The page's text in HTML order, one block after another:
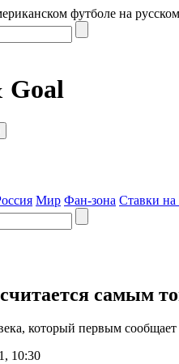
футболе на
Goal
Мир Фан-зона Ставки на
самым
который первым
10:30